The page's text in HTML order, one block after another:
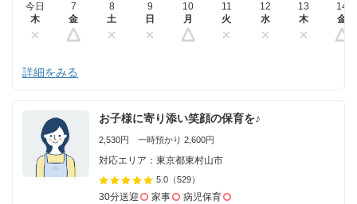
今日
木
7
金
8
土
9
日
10
月
11
火
12
水
13
木
14
金
詳細をみる
お子様に寄り添い笑顔の保育を♪
2,530円 一時預かり 2,600円
対応エリア：東京都東村山市
5.0 （529）
30分送迎 家事 病児保育